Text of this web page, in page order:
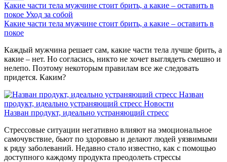
Какие части тела мужчине стоит брить, а какие – оставить в
покое Уход за собой
Какие части тела мужчине стоит брить, а какие – оставить в
покое
Каждый мужчина решает сам, какие части тела лучше брить, а
какие – нет. Но согласись, никто не хочет выглядеть смешно и
нелепо. Поэтому некоторым правилам все же следовать
придется. Каким?
Назван
продукт, идеально устраняющий стресс Новости
Назван продукт, идеально устраняющий стресс
Стрессовые ситуации негативно влияют на эмоциональное
самочувствие, бьют по здоровью и делают людей уязвимыми
к ряду заболеваний. Недавно стало известно, как с помощью
доступного каждому продукта преодолеть стрессы